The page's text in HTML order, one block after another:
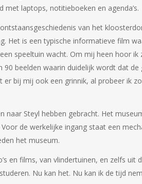
met laptops, notitieboeken en agenda’s.
van het
Het is een typische informatieve film
speeltuin wacht. Om mij heen hoor ik
beelden waarin duidelijk wordt dat de
bij mij ook een grinnik, al probeer ik
Steyl hebben gebracht. Het
de werkelijke ingang staat een
het museum.
en films, van vlindertuinen, en zelfs uit
Nu kan het. Nu kan ik de tijd